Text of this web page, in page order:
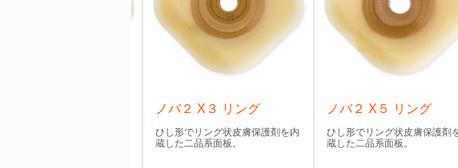
ノバ２ X３ リング
ひし形でリング状皮膚保護剤を内
蔵した二品系面板。
ノバ２ X５ リング
ひし形でリング状皮膚保護剤
蔵した二品系面板。